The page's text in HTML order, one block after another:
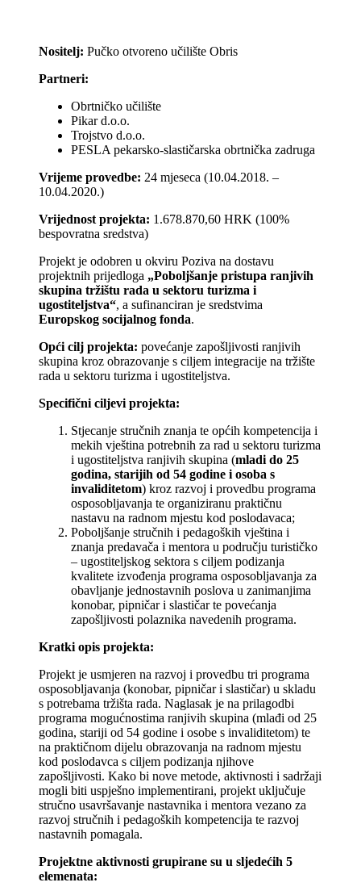
Nositelj: Pučko otvoreno učilište Obris
Partneri:
Obrtničko učilište
Pikar d.o.o.
Trojstvo d.o.o.
PESLA pekarsko-slastičarska obrtnička zadruga
Vrijeme provedbe: 24 mjeseca (10.04.2018. –
10.04.2020.)
Vrijednost projekta: 1.678.870,60 HRK (100%
bespovratna sredstva)
Projekt je odobren u okviru Poziva na dostavu
projektnih prijedloga „Poboljšanje pristupa ranjivih
skupina tržištu rada u sektoru turizma i
ugostiteljstva“, a sufinanciran je sredstvima
Europskog socijalnog fonda.
Opći cilj projekta: povećanje zapošljivosti ranjivih
skupina kroz obrazovanje s ciljem integracije na tržište
rada u sektoru turizma i ugostiteljstva.
Specifični ciljevi projekta:
Stjecanje stručnih znanja te općih kompetencija i
mekih vještina potrebnih za rad u sektoru turizma
i ugostiteljstva ranjivih skupina (mladi do 25
godina, starijih od 54 godine i osoba s
invaliditetom) kroz razvoj i provedbu programa
osposobljavanja te organiziranu praktičnu
nastavu na radnom mjestu kod poslodavaca;
Poboljšanje stručnih i pedagoških vještina i
znanja predavača i mentora u području turističko
– ugostiteljskog sektora s ciljem podizanja
kvalitete izvođenja programa osposobljavanja za
obavljanje jednostavnih poslova u zanimanjima
konobar, pipničar i slastičar te povećanja
zapošljivosti polaznika navedenih programa.
Kratki opis projekta:
Projekt je usmjeren na razvoj i provedbu tri programa
osposobljavanja (konobar, pipničar i slastičar) u skladu
s potrebama tržišta rada. Naglasak je na prilagodbi
programa mogućnostima ranjivih skupina (mlađi od 25
godina, stariji od 54 godine i osobe s invaliditetom) te
na praktičnom dijelu obrazovanja na radnom mjestu
kod poslodavca s ciljem podizanja njihove
zapošljivosti. Kako bi nove metode, aktivnosti i sadržaji
mogli biti uspješno implementirani, projekt uključuje
stručno usavršavanje nastavnika i mentora vezano za
razvoj stručnih i pedagoških kompetencija te razvoj
nastavnih pomagala.
Projektne aktivnosti grupirane su u sljedećih 5
elemenata: